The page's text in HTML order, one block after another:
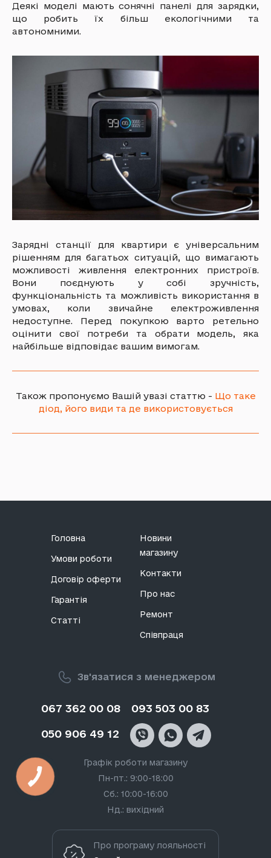
Деякі моделі мають сонячні панелі для зарядки,
що робить їх більш екологічними та
автономними.
Зарядні станції для квартири є універсальним
рішенням для багатьох ситуацій, що вимагають
можливості живлення електронних пристроїв.
Вони поєднують у собі зручність,
функціональність та можливість використання в
умовах, коли звичайне електроживлення
недоступне. Перед покупкою варто ретельно
оцінити свої потреби та обрати модель, яка
найбільше відповідає вашим вимогам.
Також пропонуємо Вашій увазі статтю - Що таке
діод, його види та де використовується
Зв'язатися з менеджером
067 362 00 08 093 503 00 83
050 906 49 12
Графік роботи магазину
Пн-пт.: 9:00-18:00
Сб.: 10:00-16:00
Нд.: вихідний
Головна
Умови роботи
Договір оферти
Гарантія
Статті
Новини
магазину
Контакти
Про нас
Ремонт
Співпраця
Про програму лояльності